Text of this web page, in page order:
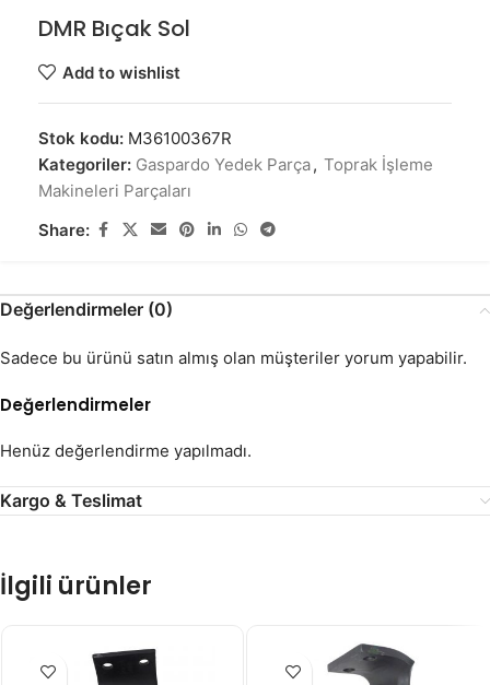
DMR Bıçak Sol
Add to wishlist
Stok kodu: M36100367R
Kategoriler: Gaspardo Yedek Parça, Toprak İşleme
Makineleri Parçaları
Share:
Değerlendirmeler (0)
Değerlendirmeler
Henüz değerlendirme yapılmadı.
Sadece bu ürünü satın almış olan müşteriler yorum yapabilir.
Kargo & Teslimat
İlgili ürünler